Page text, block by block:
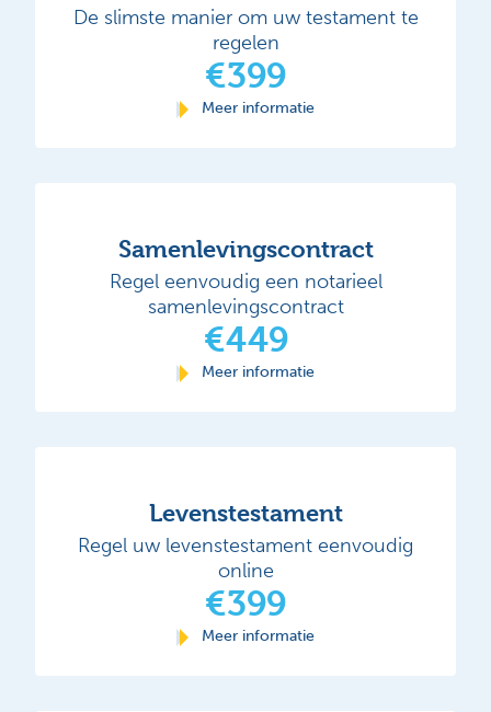
De slimste manier om uw testament te
regelen
€399
Meer informatie
Samenlevingscontract
Regel eenvoudig een notarieel
samenlevingscontract
€449
Meer informatie
Levenstestament
Regel uw levenstestament eenvoudig
online
€399
Meer informatie